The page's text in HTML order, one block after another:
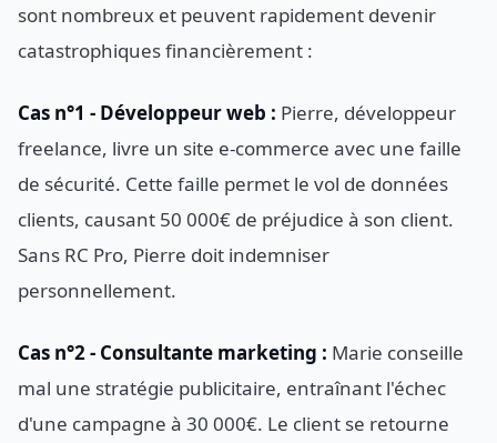
sont nombreux et peuvent rapidement devenir
catastrophiques financièrement :
Cas n°1 - Développeur web : Pierre, développeur
freelance, livre un site e-commerce avec une faille
de sécurité. Cette faille permet le vol de données
clients, causant 50 000€ de préjudice à son client.
Sans RC Pro, Pierre doit indemniser
personnellement.
Cas n°2 - Consultante marketing : Marie conseille
mal une stratégie publicitaire, entraînant l'échec
d'une campagne à 30 000€. Le client se retourne